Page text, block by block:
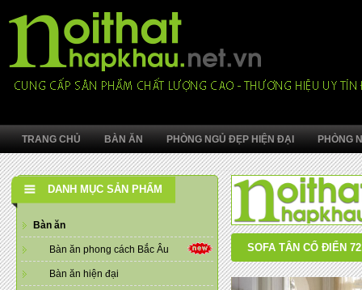
TRANG CHỦ BÀN ĂN PHÒNG NGỦ ĐẸP HIỆN ĐẠI PHÒNG
DANH MỤC SẢN PHẨM
Bàn ăn
Bàn ăn phong cách Bắc Âu
Bàn ăn hiện đại
SOFA TÂN CỔ ĐIỂN